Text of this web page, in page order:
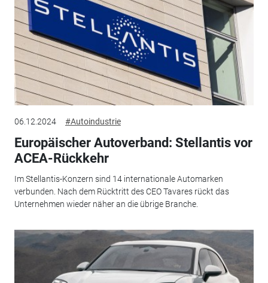
06.12.2024 #Autoindustrie
Europäischer Autoverband: Stellantis vor
ACEA-Rückkehr
Im Stellantis-Konzern sind 14 internationale Automarken
verbunden. Nach dem Rücktritt des CEO Tavares rückt das
Unternehmen wieder näher an die übrige Branche.